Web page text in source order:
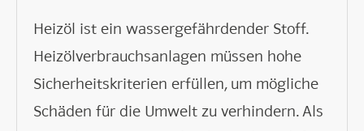
Heizöl ist ein wassergefährdender Stoff.
Heizölverbrauchsanlagen müssen hohe
Sicherheitskriterien erfüllen, um mögliche
Schäden für die Umwelt zu verhindern. Als